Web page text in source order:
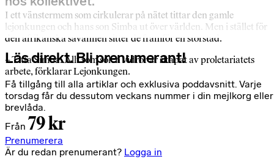
I ett vänstermem som cirkulerar på nätet tittar den gamle
lejonkungen och hans son Simba ut över världen. Men i stället för
den afrikanska savannen sitter de framför en storstad.
– Titta Simba. Allt som solen vidrör är skapat av proletariatets
arbete, förklarar Lejonkungen.
Läs direkt. Bli prenumerant!
Få tillgång till alla artiklar och exklusiva poddavsnitt. Varje
torsdag får du dessutom veckans nummer i din mejlkorg eller
brevlåda.
Från 79 kr
Prenumerera
Är du redan prenumerant? Logga in